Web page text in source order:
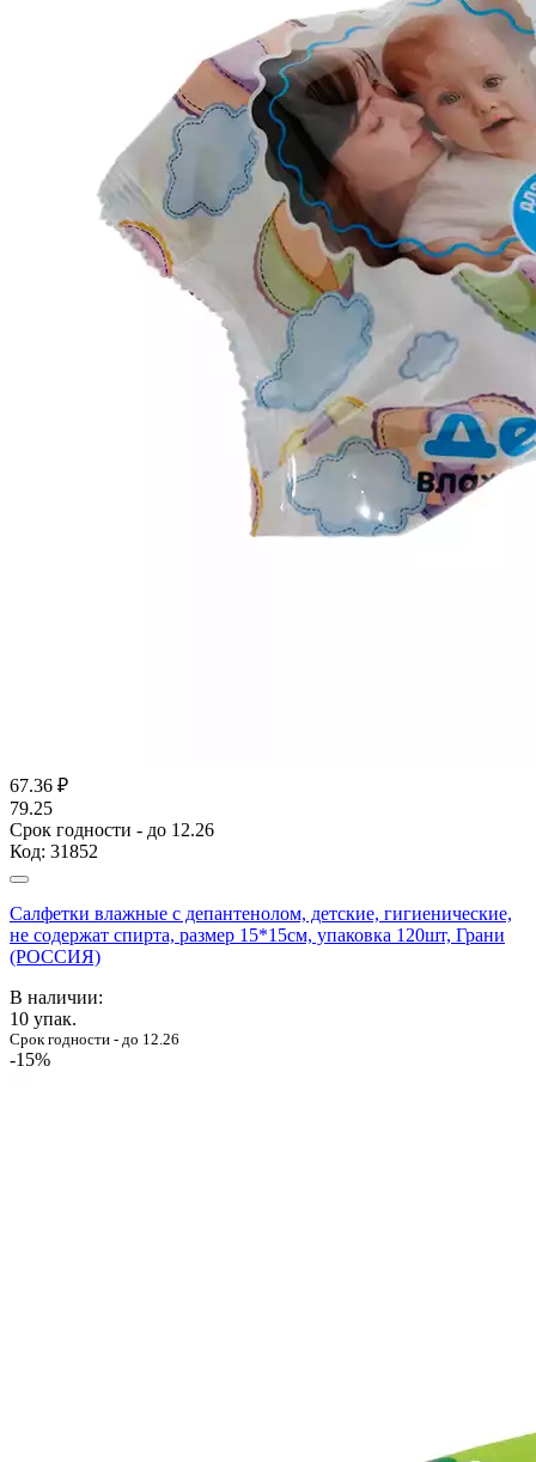
67.36 ₽
79.25
Срок годности - до 12.26
Код: 31852
Салфетки влажные с депантенолом, детские, гигиенические,
не содержат спирта, размер 15*15см, упаковка 120шт, Грани
(РОССИЯ)
В наличии:
10 упак.
Срок годности - до 12.26
-15%